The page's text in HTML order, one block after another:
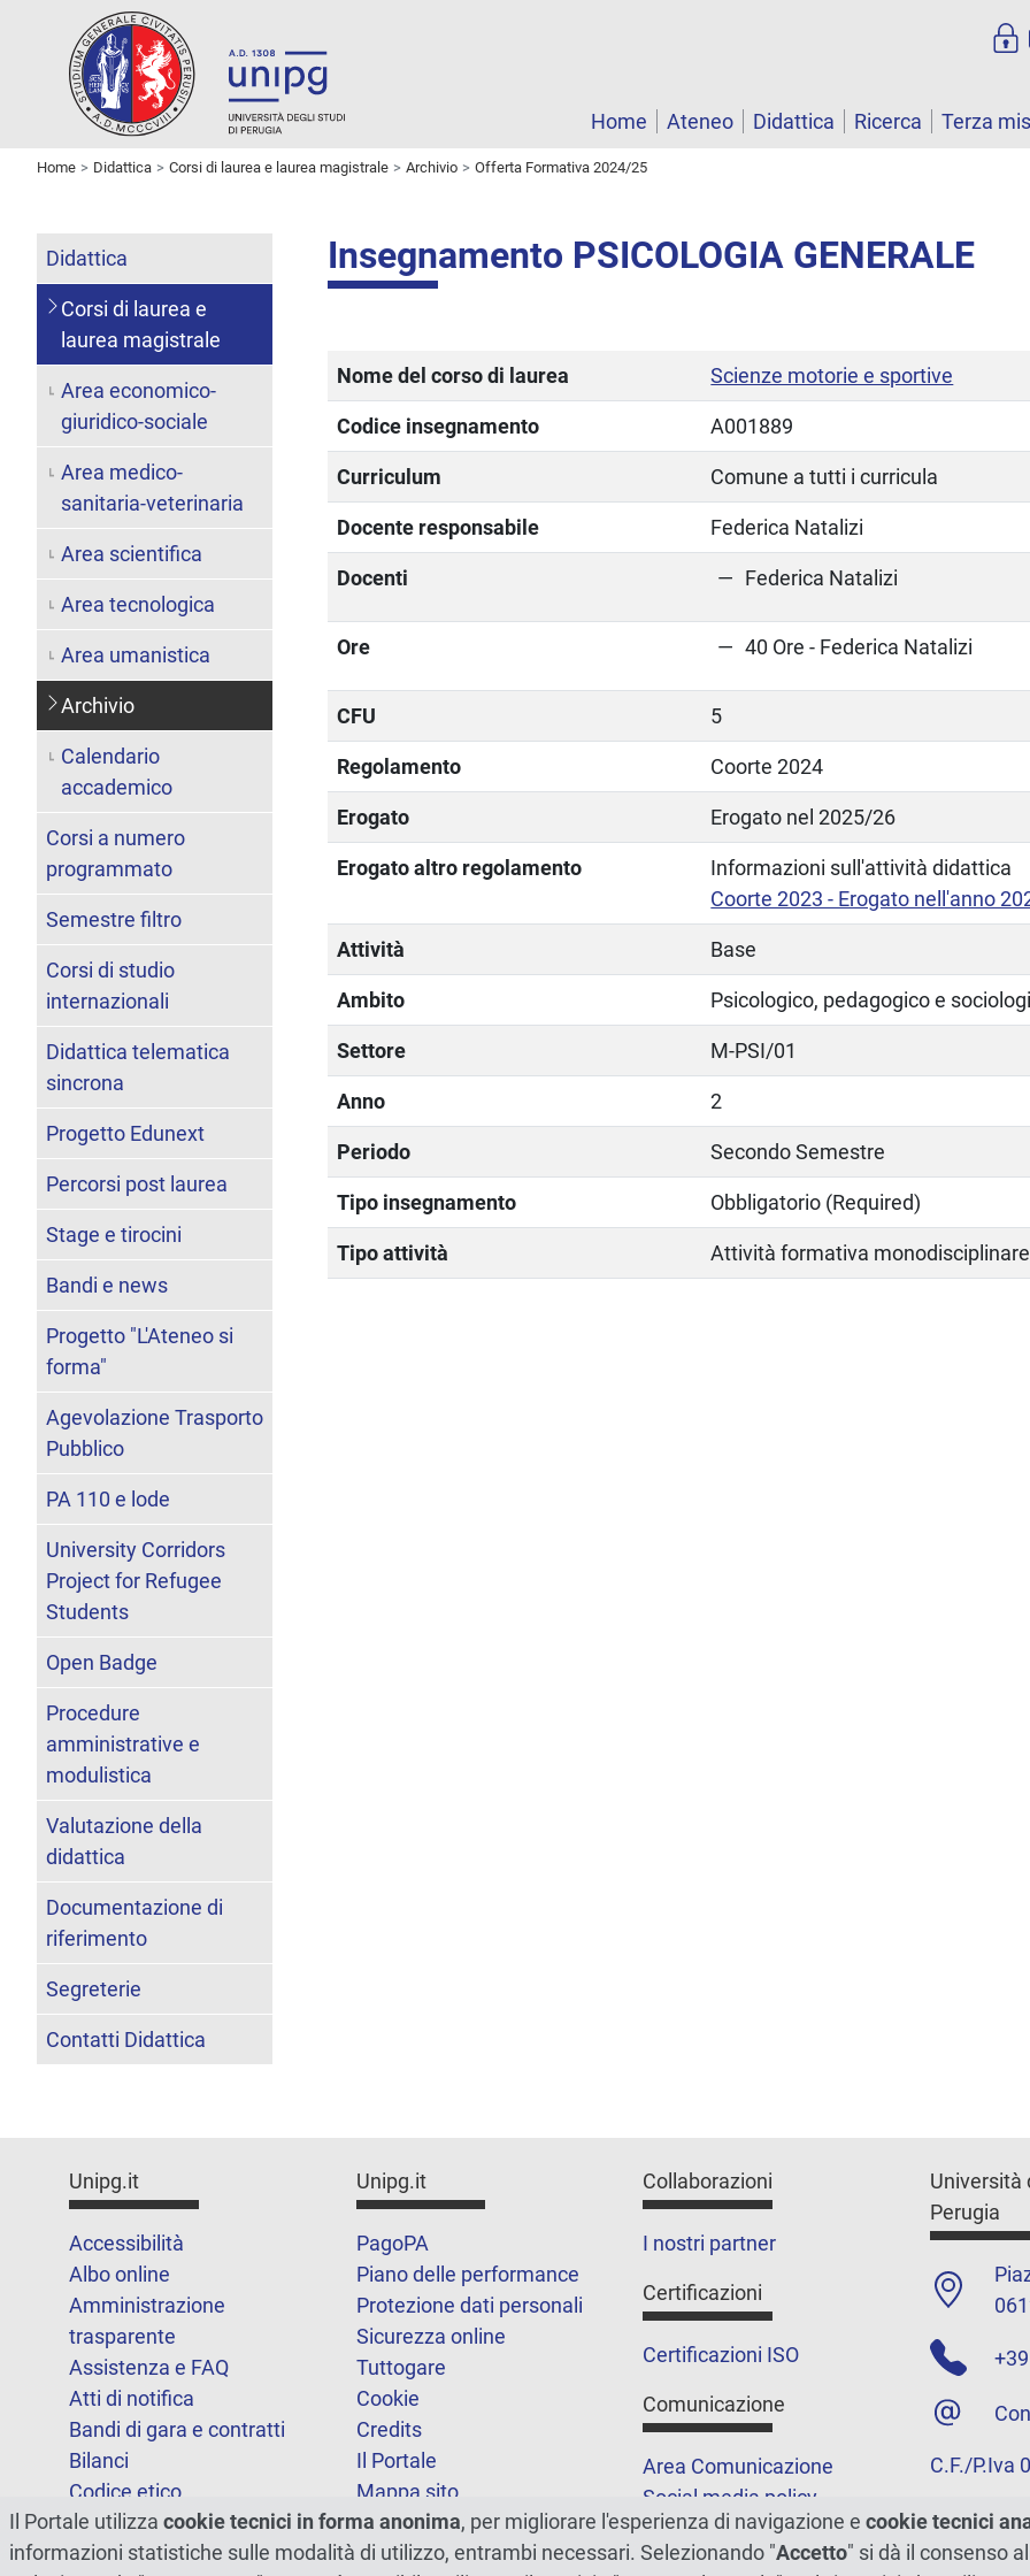
Home Ateneo Didattica Ricerca Terza
Home Didattica Corsi di laurea e laurea magistrale Archivio Offerta Formativa 2024/25
Insegnamento PSICOLOGIA GENERALE
Nome del corso di laurea Scienze motorie e sportive
Codice insegnamento A001889
Curriculum Comune a tutti i curricula
Docente responsabile Federica Natalizi
Docenti Federica Natalizi
Ore 40 Ore - Federica Natalizi
CFU 5
Regolamento Coorte 2024
Erogato Erogato nel 2025/26
Erogato altro regolamento
Informazioni sull'attività didattica
Coorte 2023 - Erogato nell'anno
Attività Base
Ambito Psicologico, pedagogico e
Settore M-PSI/01
Anno 2
Periodo Secondo Semestre
Tipo insegnamento Obbligatorio (Required)
Tipo attività Attività formativa monodisciplinare
Didattica
Corsi di laurea e
laurea magistrale
Area economico-
giuridico-sociale
Area medico-
sanitaria-veterinaria
Area scientifica
Area tecnologica
Area umanistica
Archivio
Calendario
accademico
Corsi a numero
programmato
Semestre filtro
Corsi di studio
internazionali
Didattica telematica
sincrona
Progetto Edunext
Percorsi post laurea
Stage e tirocini
Bandi e news
Progetto "L'Ateneo si
forma"
Agevolazione Trasporto
Pubblico
PA 110 e lode
University Corridors
Project for Refugee
Students
Open Badge
Procedure
amministrative e
modulistica
Valutazione della
didattica
Documentazione di
riferimento
Segreterie
Contatti Didattica
Unipg.it
Accessibilità
Albo online
Amministrazione
trasparente
Assistenza e FAQ
Atti di notifica
Bandi di gara e contratti
Bilanci
Codice etico
FOIA
Note legali
Unipg.it
PagoPA
Piano delle performance
Protezione dati personali
Sicurezza online
Tuttogare
Cookie
Credits
Il Portale
Mappa sito
Statistiche
Dichiarazione di
Collaborazioni
I nostri partner
Certificazioni
Certificazioni ISO
Comunicazione
Area Comunicazione
Social media policy
Podcast
Merchandising e shop
Università
Perugia
C.F./P.Iva
Il Portale utilizza cookie tecnici in forma anonima, per migliorare l'esperienza di navigazione e cookie tecnici
informazioni statistiche sulle modalità di utilizzo, entrambi necessari. Selezionando "Accetto" si dà il consenso